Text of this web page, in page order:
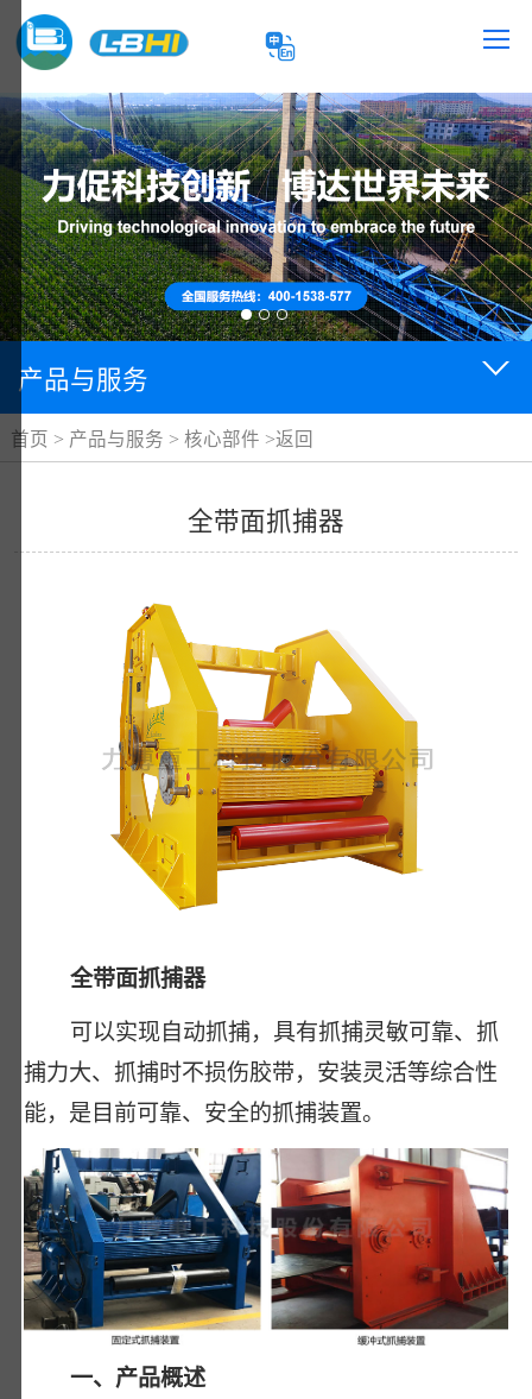
产品与服务
首页 > 产品与服务 > 核心部件 >返回
全带面抓捕器
全带面抓捕器
可以实现自动抓捕，具有抓捕灵敏可靠、抓
捕力大、抓捕时不损伤胶带，安装灵活等综合性
能，是目前可靠、安全的抓捕装置。
一、产品概述